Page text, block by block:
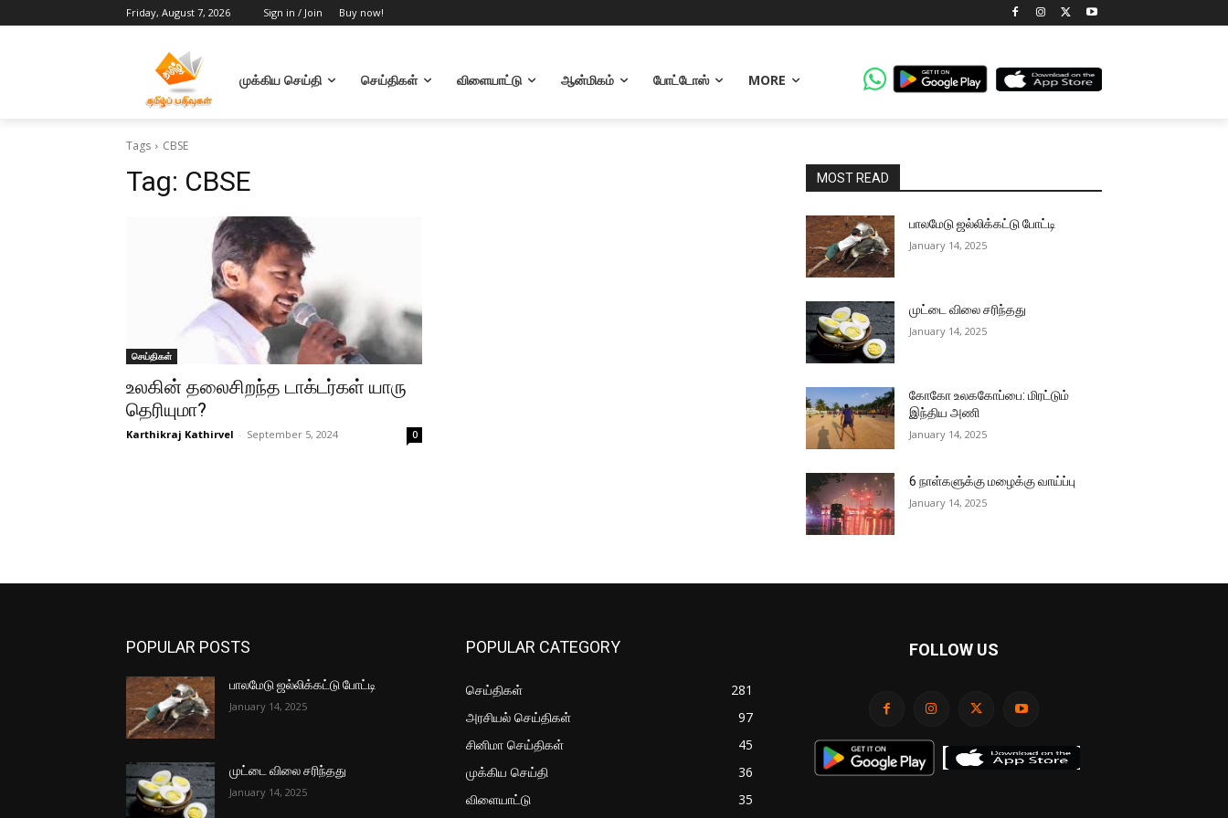
Friday, August 7, 2026 Sign in / Join Buy now!
முக்கிய செய்தி செய்திகள் விளையாட்டு ஆன்மிகம் போட்டோஸ் MORE
Tags CBSE
Tag: CBSE
செய்திகள்
உலகின் தலைசிறந்த டாக்டர்கள் யாரு
தெரியுமா?
Karthikraj Kathirvel - September 5, 2024 0
MOST READ
பாலமேடு ஜல்லிக்கட்டு போட்டி
January 14, 2025
முட்டை விலை சரிந்தது
January 14, 2025
கோகோ உலககோப்பை: மிரட்டும்
இந்திய அணி
January 14, 2025
6 நாள்களுக்கு மழைக்கு வாய்ப்பு
January 14, 2025
POPULAR POSTS
பாலமேடு ஜல்லிக்கட்டு போட்டி
January 14, 2025
முட்டை விலை சரிந்தது
January 14, 2025
POPULAR CATEGORY
செய்திகள்
281
அரசியல் செய்திகள்
97
சினிமா செய்திகள்
45
முக்கிய செய்தி
36
விளையாட்டு
35
FOLLOW US